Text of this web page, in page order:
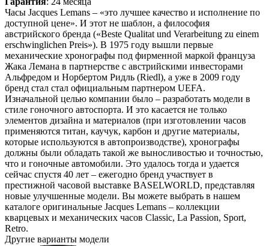
Часы Jacques Lemans – «это лучшее качество и исполнение по
доступной цене». И этот не шаблон, а философия
австрийского бренда («Beste Qualitat und Verarbeitung zu einem
erschwinglichen Preis»). В 1975 году вышли первые
механические хронографы под фирменной маркой француза
Жака Лемана в партнерстве с австрийскими инвесторами
Альфредом и Норбертом Ридль (Riedl), а уже в 2009 году
бренд стал стал официальным партнером UEFA.
Изначальной целью компании было – разработать модели в
стиле гоночного автоспорта. И это касается не только
элементов дизайна и материалов (при изготовлении часов
применяются титан, каучук, карбон и другие материалы,
которые используются в автопроизводстве), хронографы
должны были обладать такой же выносливостью и точностью,
что и гоночные автомобили. Это удалось тогда и удается
сейчас спустя 40 лет – ежегодно бренд участвует в
престижной часовой выставке BASELWORLD, представляя
новые улучшенные модели. Вы можете выбрать в нашем
каталоге оригинальные Jacques Lemans – коллекции
кварцевых и механических часов Classic, La Passion, Sport,
Retro.
Другие варианты модели